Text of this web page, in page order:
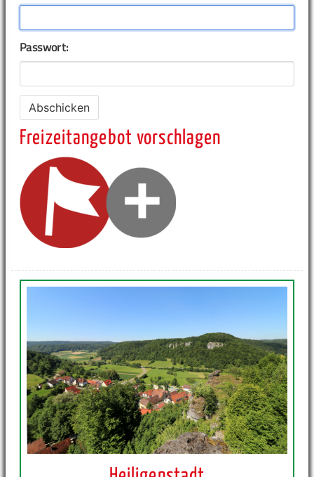
Passwort:
Freizeitangebot vorschlagen